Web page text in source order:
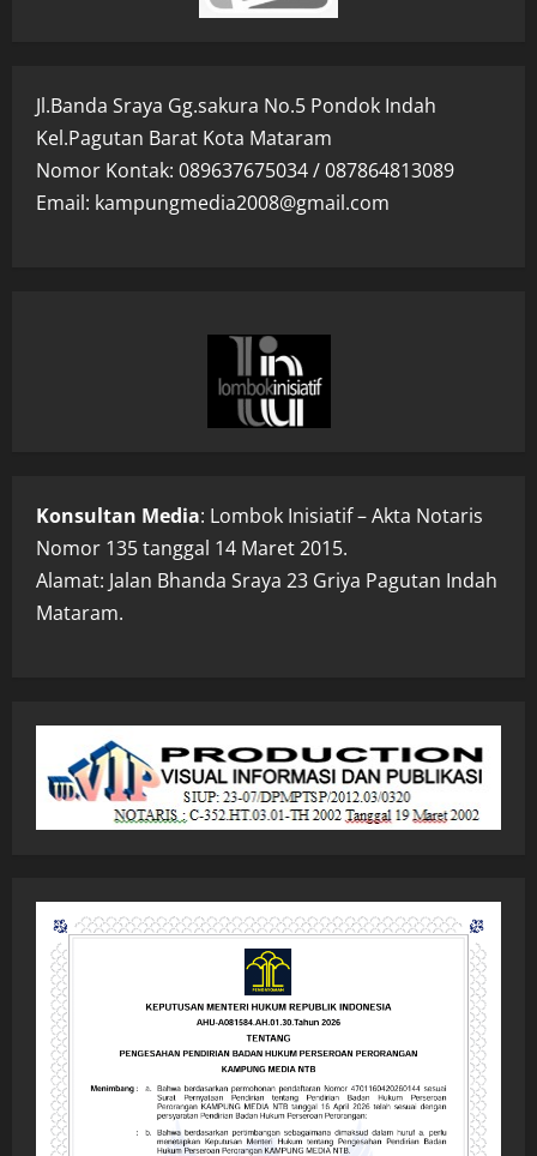
Jl.Banda Sraya Gg.sakura No.5 Pondok Indah
Kel.Pagutan Barat Kota Mataram
Nomor Kontak: 089637675034 / 087864813089
Email: kampungmedia2008@gmail.com
Konsultan Media: Lombok Inisiatif – Akta Notaris
Nomor 135 tanggal 14 Maret 2015.
Alamat: Jalan Bhanda Sraya 23 Griya Pagutan Indah
Mataram.